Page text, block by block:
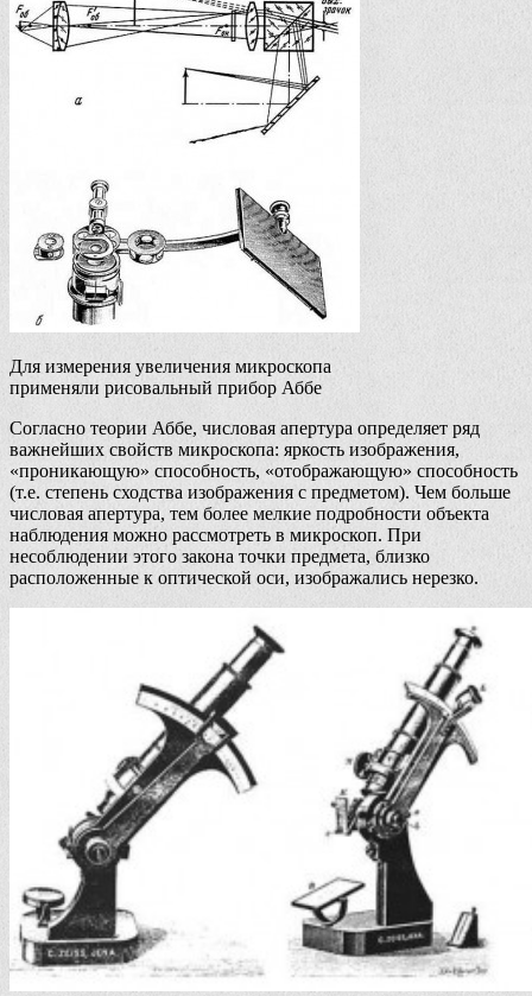
Для измерения увеличения микроскопа
применяли рисовальный прибор Аббе
Согласно теории Аббе, числовая апертура определяет ряд
важнейших свойств микроскопа: яркость изображения,
«проникающую» способность, «отображающую» способность
(т.е. степень сходства изображения с предметом). Чем больше
числовая апертура, тем более мелкие подробности объекта
наблюдения можно рассмотреть в микроскоп. При
несоблюдении этого закона точки предмета, близко
расположенные к оптической оси, изображались нерезко.